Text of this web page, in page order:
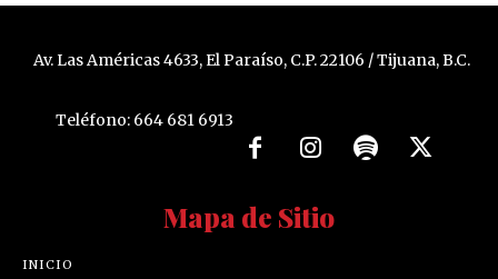
Av. Las Américas 4633, El Paraíso, C.P. 22106 / Tijuana, B.C.
Teléfono: 664 681 6913
Mapa de Sitio
INICIO